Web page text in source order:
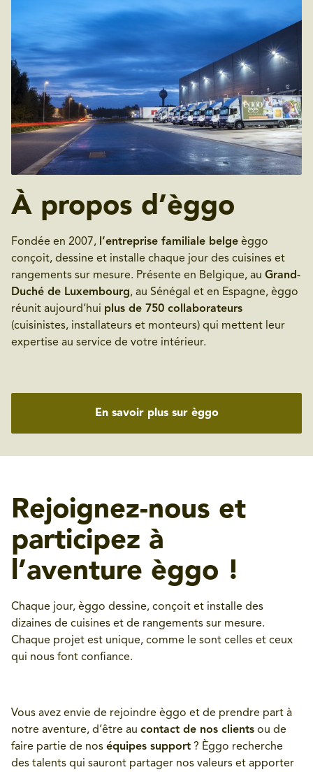
À propos d’èggo
Fondée en 2007, l’entreprise familiale belge èggo
conçoit, dessine et installe chaque jour des cuisines et
rangements sur mesure. Présente en Belgique, au Grand-
Duché de Luxembourg, au Sénégal et en Espagne, èggo
réunit aujourd’hui plus de 750 collaborateurs
(cuisinistes, installateurs et monteurs) qui mettent leur
expertise au service de votre intérieur.
En savoir plus sur èggo
Rejoignez-nous et
participez à
l’aventure èggo !
Chaque jour, èggo dessine, conçoit et installe des
dizaines de cuisines et de rangements sur mesure.
Chaque projet est unique, comme le sont celles et ceux
qui nous font confiance.
Vous avez envie de rejoindre èggo et de prendre part à
notre aventure, d’être au contact de nos clients ou de
faire partie de nos équipes support ? Èggo recherche
des talents qui sauront partager nos valeurs et apporter